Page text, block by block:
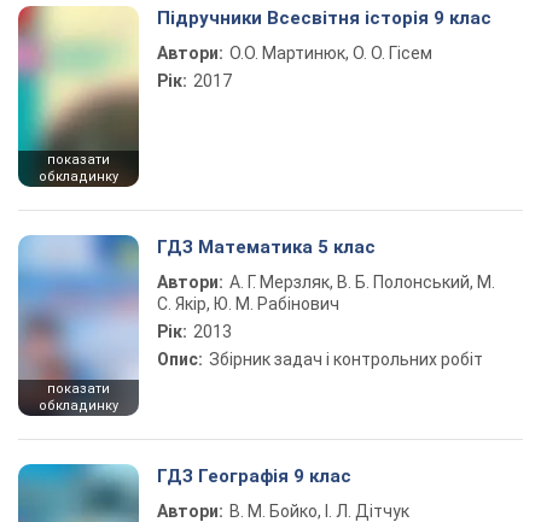
показати
обкладинку
Підручники Всесвітня історія 9 клас
Автори: О.О. Мартинюк, О. О. Гісем
Рік: 2017
показати
обкладинку
ГДЗ Математика 5 клас
Автори: А. Г. Мерзляк, В. Б. Полонський, М.
С. Якір, Ю. М. Рабінович
Рік: 2013
Опис: Збірник задач і контрольних робіт
ГДЗ Географія 9 клас
Автори: В. М. Бойко, І. Л. Дітчук